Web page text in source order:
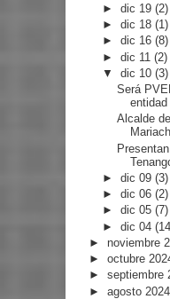
►dic 19(2)
►dic 18(1)
►dic 16(8)
►dic 11(2)
▼dic 10(3)
Será
Alcalde
►dic 09(3)
►dic 06(2)
►dic 05(7)
►dic 04
► noviembre
► octubre
► septiembre
► agosto 2024